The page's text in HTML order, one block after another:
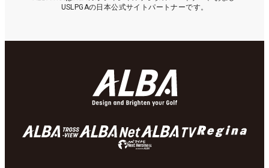
USLPGAの日本公式サイトパートナーです。